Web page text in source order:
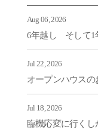
Aug 06, 2026
6年越し そして1
Jul 22, 2026
オープンハウスの
Jul 18, 2026
臨機応変に行くし